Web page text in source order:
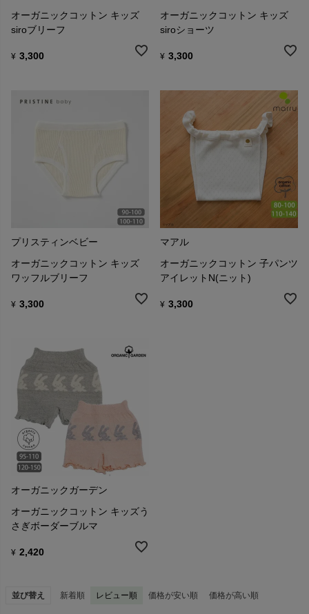
オーガニックコットン キッズ
siroブリーフ
¥ 3,300
オーガニックコットン キッズ
siroショーツ
¥ 3,300
プリスティンベビー
オーガニックコットン キッズ
ワッフルブリーフ
¥ 3,300
マアル
オーガニックコットン 子パンツ
アイレットN(ニット)
¥ 3,300
オーガニックガーデン
オーガニックコットン キッズう
さぎボーダーブルマ
¥ 2,420
並び替え 新着順 レビュー順 価格が安い順 価格が高い順